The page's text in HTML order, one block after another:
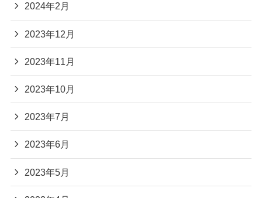
2024年2月
2023年12月
2023年11月
2023年10月
2023年7月
2023年6月
2023年5月